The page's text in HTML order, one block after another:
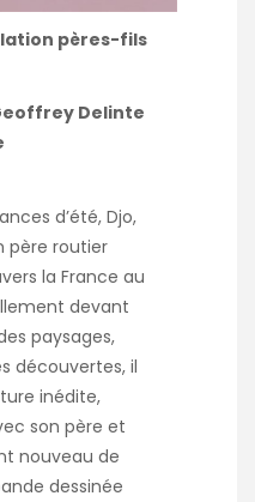
pères-fils
Delinte
d’été, Djo,
père routier
la France au
devant
paysages,
découvertes, il
inédite,
son père et
nouveau de
dessinée